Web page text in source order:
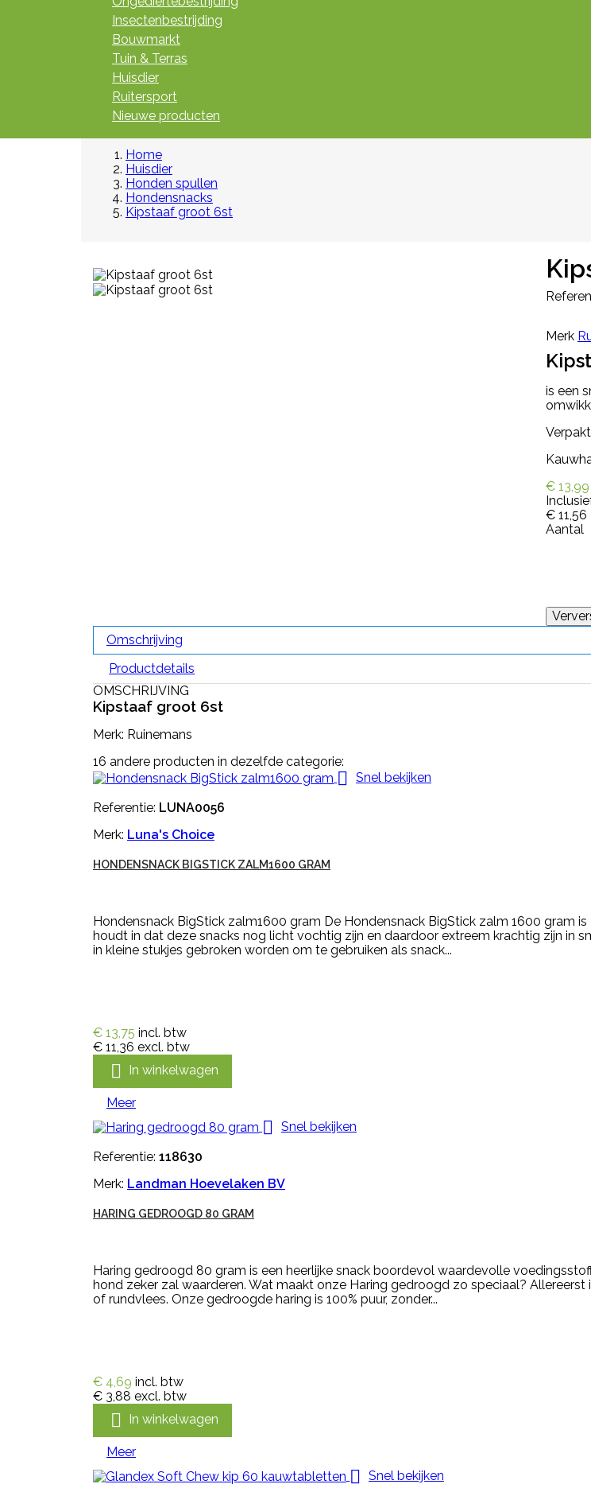
Insectenbestrijding
Bouwmarkt
Tuin & Terras
Huisdier
Ruitersport
Nieuwe producten
Home
Huisdier
Honden spullen
Hondensnacks
Kipstaaf groot 6st
Merk
is een
€ 13,99
€ 11,56
Aantal
Omschrijving
Productdetails
OMSCHRIJVING
Kipstaaf groot 6st
Merk: Ruinemans
16 andere producten in dezelfde categorie:
 Snel bekijken
Referentie: LUNA0056
Merk: Luna's Choice
HONDENSNACK BIGSTICK ZALM1600 GRAM
Hondensnack BigStick zalm1600 gram De Hondensnack BigStick zalm 1600 gram
houdt in dat deze snacks nog licht vochtig zijn en daardoor extreem krachtig zijn in
in kleine stukjes gebroken worden om te gebruiken als snack...
€ 13,75 incl. btw
€ 11,36 excl. btw
 In winkelwagen
Meer
 Snel bekijken
Referentie: 118630
Merk: Landman Hoevelaken BV
HARING GEDROOGD 80 GRAM
Haring gedroogd 80 gram is een heerlijke snack boordevol waardevolle
hond zeker zal waarderen. Wat maakt onze Haring gedroogd zo speciaal?
of rundvlees. Onze gedroogde haring is 100% puur, zonder...
€ 4,69 incl. btw
€ 3,88 excl. btw
 In winkelwagen
Meer
 Snel bekijken